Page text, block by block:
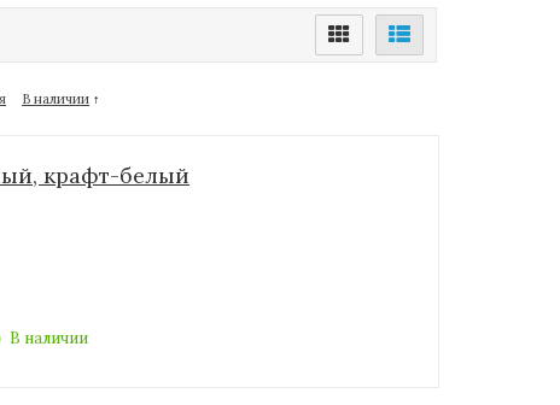
В наличии ↑
крафт-белый
В наличии